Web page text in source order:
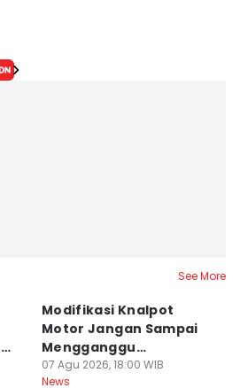
See More
Modifikasi Knalpot
Motor Jangan Sampai
Mengganggu
Pengendara Lain
07 Agu 2026, 18:00 WIB
News